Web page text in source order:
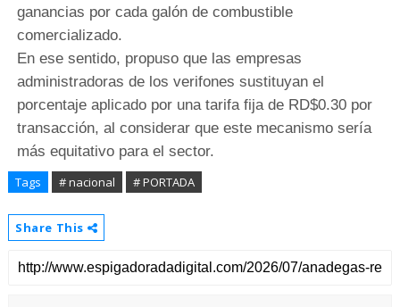
ganancias por cada galón de combustible
comercializado.
En ese sentido, propuso que las empresas
administradoras de los verifones sustituyan el
porcentaje aplicado por una tarifa fija de RD$0.30 por
transacción, al considerar que este mecanismo sería
más equitativo para el sector.
Tags # nacional # PORTADA
Share This